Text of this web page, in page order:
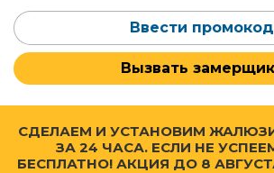
Ввести промокод
Вызвать
СДЕЛАЕМ И УСТАНОВИМ
ЗА 24 ЧАСА. ЕСЛИ НЕ
БЕСПЛАТНО! АКЦИЯ ДО 8